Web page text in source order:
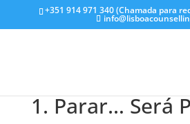
+351 914 971 340 (Chamada para
1. Parar… Será